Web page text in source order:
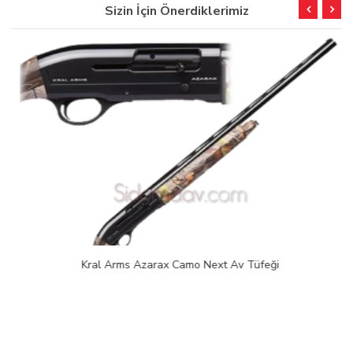
Sizin İçin Önerdiklerimiz
Kral Arms Azarax Camo Next Av Tüfeği